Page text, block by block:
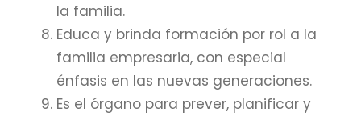
la familia.
Educa y brinda formación por rol a la
familia empresaria, con especial
énfasis en las nuevas generaciones.
Es el órgano para prever, planificar y